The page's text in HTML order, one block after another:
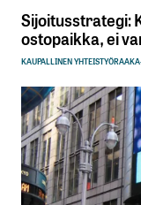
Sijoitusstrategi:
ostopaikka, ei
KAUPALLINEN YHTEISTYÖ